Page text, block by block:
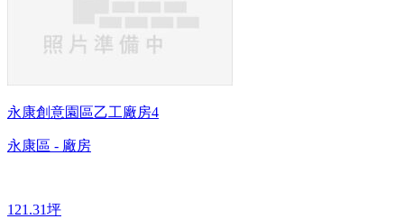
永康創意園區乙工廠房4
永康區 - 廠房
121.31坪